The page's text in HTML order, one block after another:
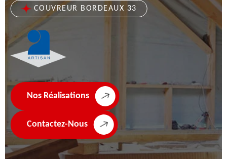
COUVREUR BORDEAUX 33
Nos Réalisations
Contactez-Nous